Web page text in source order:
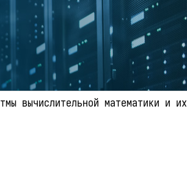
вычислительной математики и